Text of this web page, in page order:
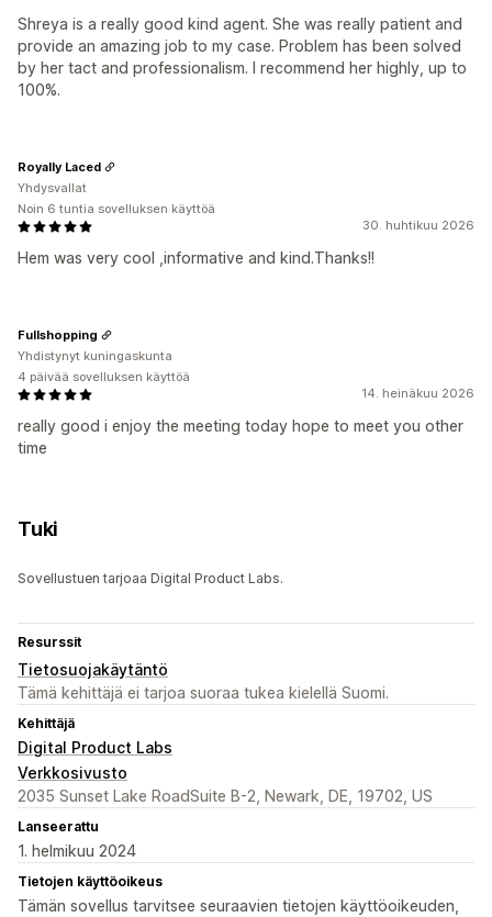
Shreya is a really good kind agent. She was really patient and
provide an amazing job to my case. Problem has been solved
by her tact and professionalism. I recommend her highly, up to
100%.
30. huhtikuu 2026
Hem was very cool ,informative and kind.Thanks!!
Royally Laced
Yhdysvallat
Noin 6 tuntia sovelluksen käyttöä
14. heinäkuu 2026
really good i enjoy the meeting today hope to meet you other
time
Fullshopping
Yhdistynyt kuningaskunta
4 päivää sovelluksen käyttöä
Tuki
Sovellustuen tarjoaa Digital Product Labs.
Resurssit
Tietosuojakäytäntö
Tämä kehittäjä ei tarjoa suoraa tukea kielellä Suomi.
Kehittäjä
Digital Product Labs
Verkkosivusto
2035 Sunset Lake RoadSuite B-2, Newark, DE, 19702, US
Lanseerattu
1. helmikuu 2024
Tietojen käyttöoikeus
Tämän sovellus tarvitsee seuraavien tietojen käyttöoikeuden,